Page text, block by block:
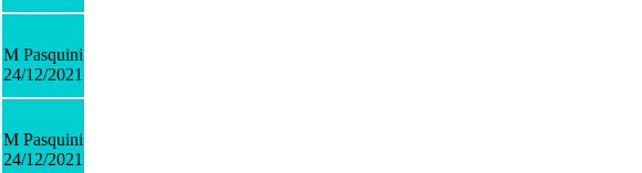
M Pasquini
24/12/2021
M Pasquini
24/12/2021